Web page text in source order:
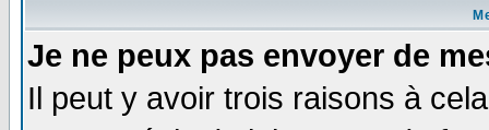
Je ne peux pas envoyer de
Il peut y avoir trois raisons à